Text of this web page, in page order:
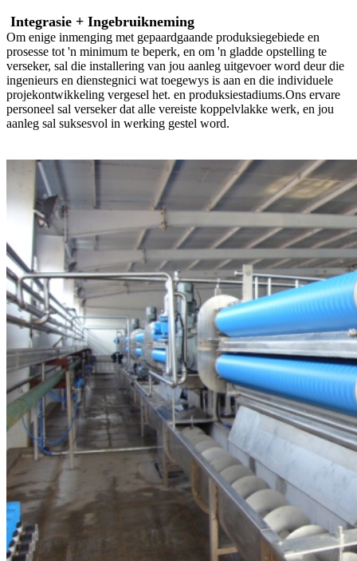
Integrasie + Ingebruikneming
Om enige inmenging met gepaardgaande produksiegebiede en
prosesse tot 'n minimum te beperk, en om 'n gladde opstelling te
verseker, sal die installering van jou aanleg uitgevoer word deur die
ingenieurs en dienstegnici wat toegewys is aan en die individuele
projekontwikkeling vergesel het. en produksiestadiums.Ons ervare
personeel sal verseker dat alle vereiste koppelvlakke werk, en jou
aanleg sal suksesvol in werking gestel word.